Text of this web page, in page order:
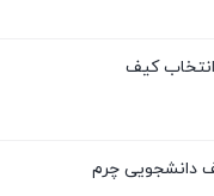
انتخاب کیف
دانشجویی چرم